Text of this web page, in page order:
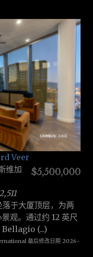
$5,500,000
Veer
维加
于大厦顶层，为两
观。通过约 12 英尺
Bellagio (...)
最后修改日期 2026-